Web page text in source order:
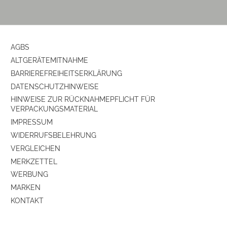
Ausstattung & Technik
Anzahl Signal-Kanäle 5,2
DTS-High-Definition-Dekoder (DTS-HD)
Dolby Atmos ja
Videosignal-Konvertierung
4K-Signalkonvertierung
Internet-Musikwiedergabe
AGBS
ALTGERÄTEMITNAHME
BARRIEREFREIHEITSERKLÄRUNG
DATENSCHUTZHINWEISE
HINWEISE ZUR RÜCKNAHMEPFLICHT FÜR
VERPACKUNGSMATERIAL
IMPRESSUM
WIDERRUFSBELEHRUNG
VERGLEICHEN
MERKZETTEL
WERBUNG
MARKEN
KONTAKT